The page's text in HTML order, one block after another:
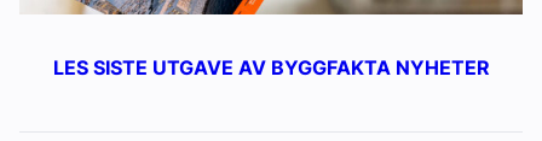
LES SISTE UTGAVE AV BYGGFAKTA NYHETER